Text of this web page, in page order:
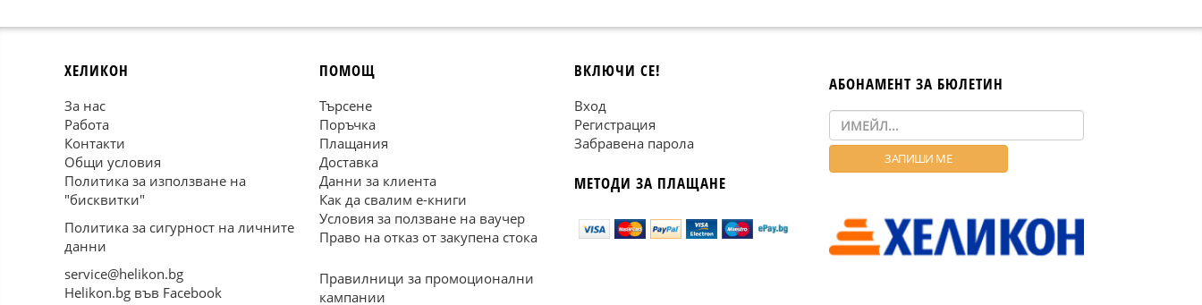
ХЕЛИКОН
За нас
Работа
Контакти
Общи условия
Политика за използване на
"бисквитки"
Политика за сигурност на личните
данни
service@helikon.bg
Helikon.bg във Facebook
ПОМОЩ
Търсене
Поръчка
Плащания
Доставка
Данни за клиента
Как да свалим е-книги
Условия за ползване на ваучер
Право на отказ от закупена стока
Правилници за промоционални
кампании
ВКЛЮЧИ СЕ!
Вход
Регистрация
Забравена парола
МЕТОДИ ЗА ПЛАЩАНЕ
АБОНАМЕНТ ЗА БЮЛЕТИН